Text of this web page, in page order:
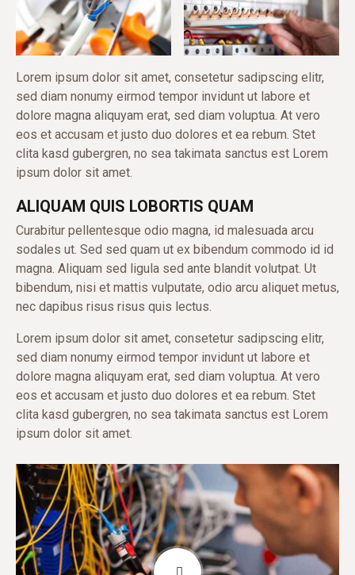
Lorem ipsum dolor sit amet, consetetur sadipscing elitr,
sed diam nonumy eirmod tempor invidunt ut labore et
dolore magna aliquyam erat, sed diam voluptua. At vero
eos et accusam et justo duo dolores et ea rebum. Stet
clita kasd gubergren, no sea takimata sanctus est Lorem
ipsum dolor sit amet.
ALIQUAM QUIS LOBORTIS QUAM
Curabitur pellentesque odio magna, id malesuada arcu
sodales ut. Sed sed quam ut ex bibendum commodo id id
magna. Aliquam sed ligula sed ante blandit volutpat. Ut
bibendum, nisi et mattis vulputate, odio arcu aliquet metus,
nec dapibus risus risus quis lectus.
Lorem ipsum dolor sit amet, consetetur sadipscing elitr,
sed diam nonumy eirmod tempor invidunt ut labore et
dolore magna aliquyam erat, sed diam voluptua. At vero
eos et accusam et justo duo dolores et ea rebum. Stet
clita kasd gubergren, no sea takimata sanctus est Lorem
ipsum dolor sit amet.